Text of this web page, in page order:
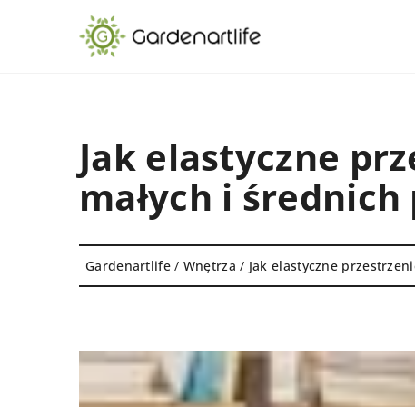
Jak elastyczne
małych i
Gardenartlife/ Wnętrza / Jak elastyczne